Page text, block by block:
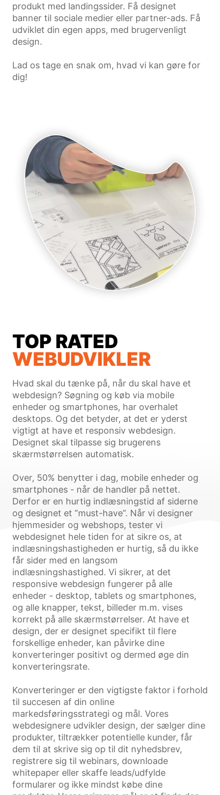
produkt med landingssider. Få designet
banner til sociale medier eller partner-ads. Få
udviklet din egen apps, med brugervenligt
design.
Lad os tage en snak om, hvad vi kan gøre for
dig!
TOP RATED
WEBUDVIKLER
Hvad skal du tænke på, når du skal have et
webdesign? Søgning og køb via mobile
enheder og smartphones, har overhalet
desktops. Og det betyder, at det er yderst
vigtigt at have et responsiv webdesign.
Designet skal tilpasse sig brugerens
skærmstørrelsen automatisk.
Over, 50% benytter i dag, mobile enheder og
smartphones - når de handler på nettet.
Derfor er en hurtig indlæsningstid af siderne
og designet et ”must-have”. Når vi designer
hjemmesider og webshops, tester vi
webdesignet hele tiden for at sikre os, at
indlæsningshastigheden er hurtig, så du ikke
får sider med en langsom
indlæsningshastighed. Vi sikrer, at det
responsive webdesign fungerer på alle
enheder - desktop, tablets og smartphones,
og alle knapper, tekst, billeder m.m. vises
korrekt på alle skærmstørrelser. At have et
design, der er designet specifikt til flere
forskellige enheder, kan påvirke dine
konverteringer positivt og dermed øge din
konverteringsrate.
Konverteringer er den vigtigste faktor i forhold
til succesen af din online
markedsføringsstrategi og mål. Vores
webdesignere udvikler design, der sælger dine
produkter, tiltrækker potentielle kunder, får
dem til at skrive sig op til dit nyhedsbrev,
registrere sig til webinars, downloade
whitepaper eller skaffe leads/udfylde
formularer og ikke mindst købe dine